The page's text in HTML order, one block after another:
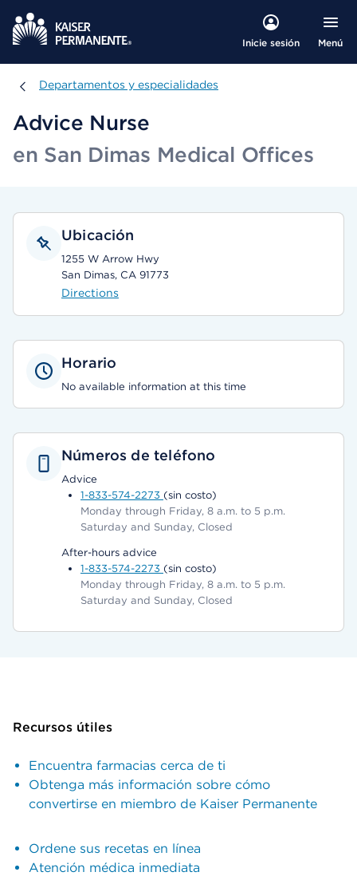
Inicie sesión Menú
Departamentos y especialidades
Departamentos y especialidades
Advice Nurse
en San Dimas Medical Offices
Ubicación
1255 W Arrow Hwy
San Dimas, CA 91773
Directions
Horario
No available information at this time
Números de teléfono
Advice
1-833-574-2273 (sin costo)
Monday through Friday, 8 a.m. to 5 p.m.
Saturday and Sunday, Closed
After-hours advice
1-833-574-2273 (sin costo)
Monday through Friday, 8 a.m. to 5 p.m.
Saturday and Sunday, Closed
Recursos útiles
Encuentra farmacias cerca de ti
Obtenga más información sobre cómo
convertirse en miembro de Kaiser Permanente
Ordene sus recetas en línea
Atención médica inmediata